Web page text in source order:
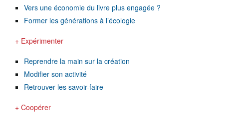
Vers une économie du livre plus engagée ?
Former les générations à l’écologie
+ Expérimenter
Reprendre la main sur la création
Modifier son activité
Retrouver les savoir-faire
+ Coopérer